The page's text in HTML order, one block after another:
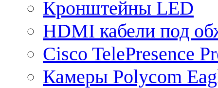
Кронштейны LED
HDMI кабели под
Cisco TelePresence
Камеры Polycom